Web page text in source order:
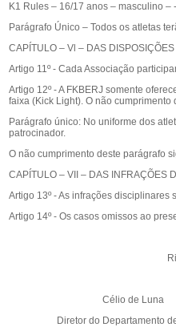
K1 Rules – 16/17 anos – masculino –
Parágrafo Único – Todos os atletas
CAPÍTULO – Vl – DAS
Artigo 11º - Cada Associação
Artigo 12º - A FKBERJ somente
faixa (Kick Light). O não
Parágrafo único: No uniforme dos
patrocinador.
O não cumprimento deste parágrafo
CAPÍTULO – VII – DAS INFRAÇÕES
Artigo 13º - As infrações
Artigo 14º - Os casos omissos ao
Rio de Janeiro, 13
Célio de Luna
Diretor do Departamento